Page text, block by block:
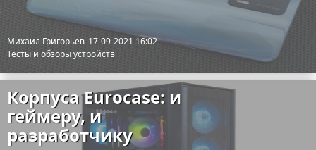
Михаил Григорьев 17-09-2021 16:02
Тесты и обзоры устройств
Корпуса Eurocase: и
геймеру, и
разработчику